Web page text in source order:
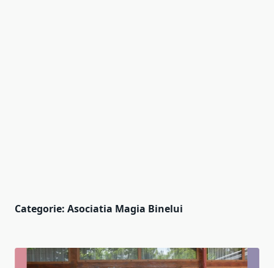
Categorie: Asociatia Magia Binelui